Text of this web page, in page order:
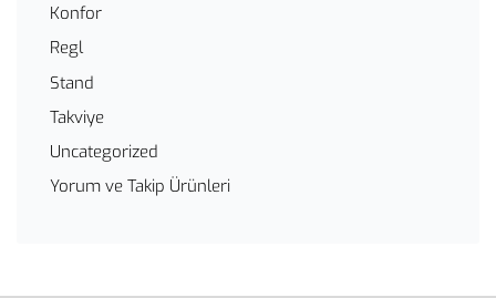
Konfor
Regl
Stand
Takviye
Uncategorized
Yorum ve Takip Ürünleri